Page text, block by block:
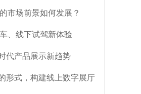
市场前景如何发展？
、线下试驾新体验
代产品展示新趋势
形式，构建线上数字展厅